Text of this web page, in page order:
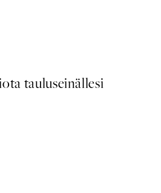
tauluseinällesi